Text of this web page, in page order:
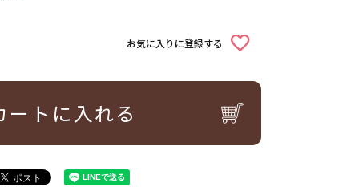
お気に入りに登録する
ートに入れる